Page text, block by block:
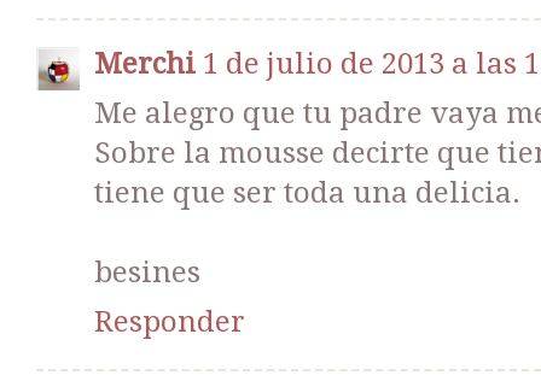
Merchi 1 de julio de 2013 a las
Me alegro que tu padre vaya
Sobre la mousse decirte que
tiene que ser toda una delicia.
besines
Responder